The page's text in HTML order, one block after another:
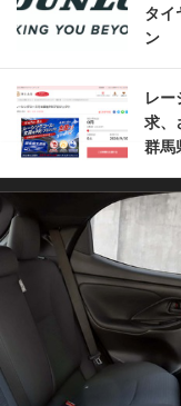
タイ
ン
レー
求、
群馬